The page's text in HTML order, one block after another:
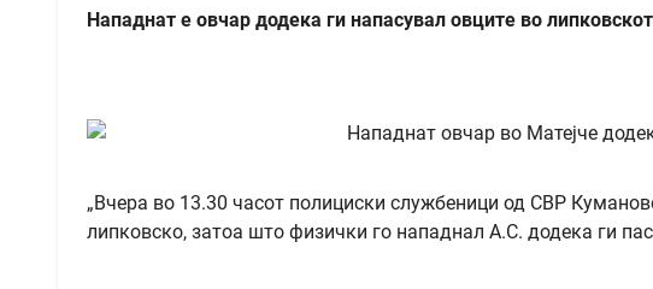
Нападнат е овчар додека ги напасувал овците во
„Вчера во 13.30 часот полициски службеници од СВР
липковско, затоа што физички го нападнал А.С. додека ги